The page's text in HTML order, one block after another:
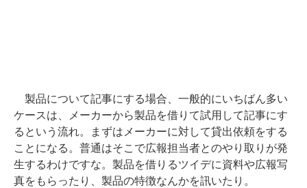
製品について記事にする場合、一般的にいちばん多い
ケースは、メーカーから製品を借りて試用して記事にす
るという流れ。まずはメーカーに対して貸出依頼をする
ことになる。普通はそこで広報担当者とのやり取りが発
生するわけですな。製品を借りるツイデに資料や広報写
真をもらったり、製品の特徴なんかを訊いたり。